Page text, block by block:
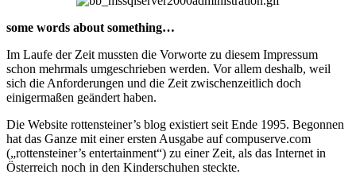
some words about something…
Im Laufe der Zeit mussten die Vorworte zu diesem Impressum
schon mehrmals umgeschrieben werden. Vor allem deshalb, weil
sich die Anforderungen und die Zeit zwischenzeitlich doch
einigermaßen geändert haben.
Die Website rottensteiner’s blog existiert seit Ende 1995. Begonnen
hat das Ganze mit einer ersten Ausgabe auf compuserve.com
(„rottensteiner’s entertainment“) zu einer Zeit, als das Internet in
Österreich noch in den Kinderschuhen steckte.